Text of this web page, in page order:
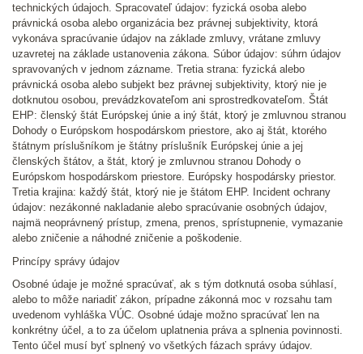
technických údajoch. Spracovateľ údajov: fyzická osoba alebo
právnická osoba alebo organizácia bez právnej subjektivity, ktorá
vykonáva spracúvanie údajov na základe zmluvy, vrátane zmluvy
uzavretej na základe ustanovenia zákona. Súbor údajov: súhrn údajov
spravovaných v jednom zázname. Tretia strana: fyzická alebo
právnická osoba alebo subjekt bez právnej subjektivity, ktorý nie je
dotknutou osobou, prevádzkovateľom ani sprostredkovateľom. Štát
EHP: členský štát Európskej únie a iný štát, ktorý je zmluvnou stranou
Dohody o Európskom hospodárskom priestore, ako aj štát, ktorého
štátnym príslušníkom je štátny príslušník Európskej únie a jej
členských štátov, a štát, ktorý je zmluvnou stranou Dohody o
Európskom hospodárskom priestore. Európsky hospodársky priestor.
Tretia krajina: každý štát, ktorý nie je štátom EHP. Incident ochrany
údajov: nezákonné nakladanie alebo spracúvanie osobných údajov,
najmä neoprávnený prístup, zmena, prenos, sprístupnenie, vymazanie
alebo zničenie a náhodné zničenie a poškodenie.
Princípy správy údajov
Osobné údaje je možné spracúvať, ak s tým dotknutá osoba súhlasí,
alebo to môže nariadiť zákon, prípadne zákonná moc v rozsahu tam
uvedenom vyhláška VÚC. Osobné údaje možno spracúvať len na
konkrétny účel, a to za účelom uplatnenia práva a splnenia povinnosti.
Tento účel musí byť splnený vo všetkých fázach správy údajov.